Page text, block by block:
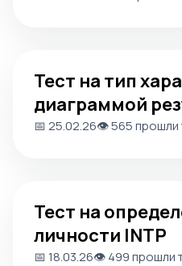
Тест на тип
диаграммой
📅 25.02.26👁️ 565 прошли
Тест на
личности INTP
📅 18.03.26👁️ 499 прошли